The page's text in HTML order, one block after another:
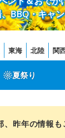
BBQ・キャ
東海 北陸 関
夏祭り
昨年の情報も